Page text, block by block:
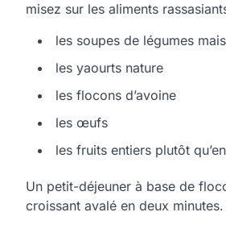
misez sur les aliments
les soupes de légumes
les yaourts nature
les flocons d’avoine
les œufs
les fruits entiers plutôt
Un petit-déjeuner à base de
croissant avalé en deux